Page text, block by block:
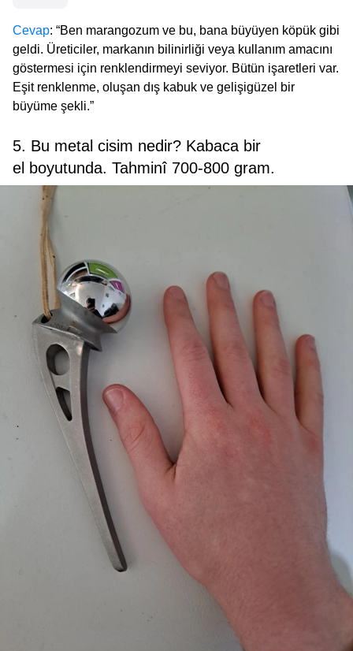
Cevap: “Ben marangozum ve bu, bana büyüyen köpük gibi
geldi. Üreticiler, markanın bilinirliği veya kullanım amacını
göstermesi için renklendirmeyi seviyor. Bütün işaretleri var.
Eşit renklenme, oluşan dış kabuk ve gelişigüzel bir
büyüme şekli.”
5. Bu metal cisim nedir? Kabaca bir
el boyutunda. Tahminî 700-800 gram.